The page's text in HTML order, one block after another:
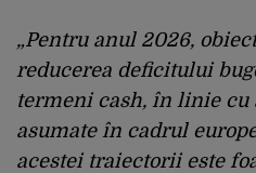
„Pentru anul 2026,
reducerea deficitului
termeni cash, în linie cu
asumate în cadrul
acestei traiectorii este